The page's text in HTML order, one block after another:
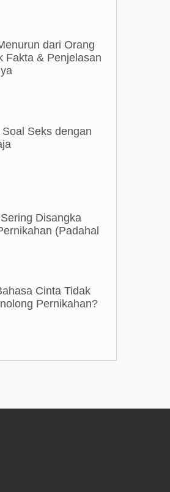
dari Orang
Fakta & Penjelasan
Seks dengan
Disangka
(Padahal
Cinta Tidak
Pernikahan?